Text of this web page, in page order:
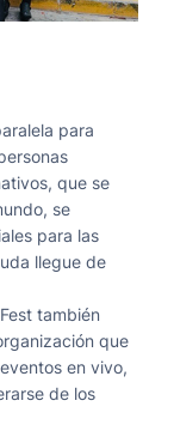
para
que se
se
para las
llegue de
también
que
en vivo,
de los